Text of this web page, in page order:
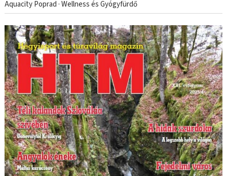
Aquacity Poprad · Wellness és Gyógyfürdő